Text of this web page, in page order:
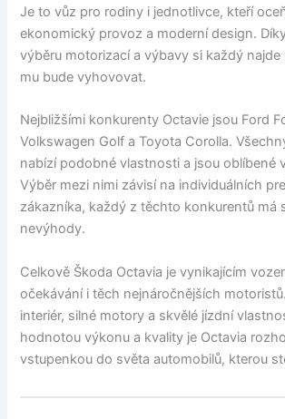
Je to vůz pro rodiny i jednotlivce, kteří
ekonomický provoz a moderní design.
výběru motorizací a výbavy si každý najde
mu bude vyhovovat.
Nejbližšími konkurenty Octavie jsou Ford
Volkswagen Golf a Toyota Corolla.
nabízí podobné vlastnosti a jsou oblíbené
Výběr mezi nimi závisí na individuálních
zákazníka, každý z těchto konkurentů má
nevýhody.
Celkově Škoda Octavia je vynikajícím
očekávání i těch nejnáročnějších
interiér, silné motory a skvělé jízdní
hodnotou výkonu a kvality je Octavia
vstupenkou do světa automobilů, kterou